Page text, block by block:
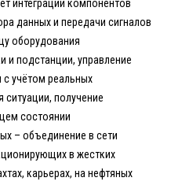
интеграции компонентов
данных и передачи сигналов
оборудования
и подстанции, управление
с учётом реальных
получение
состоянии
– объединение в сети
в жестких
карьерах, на нефтяных